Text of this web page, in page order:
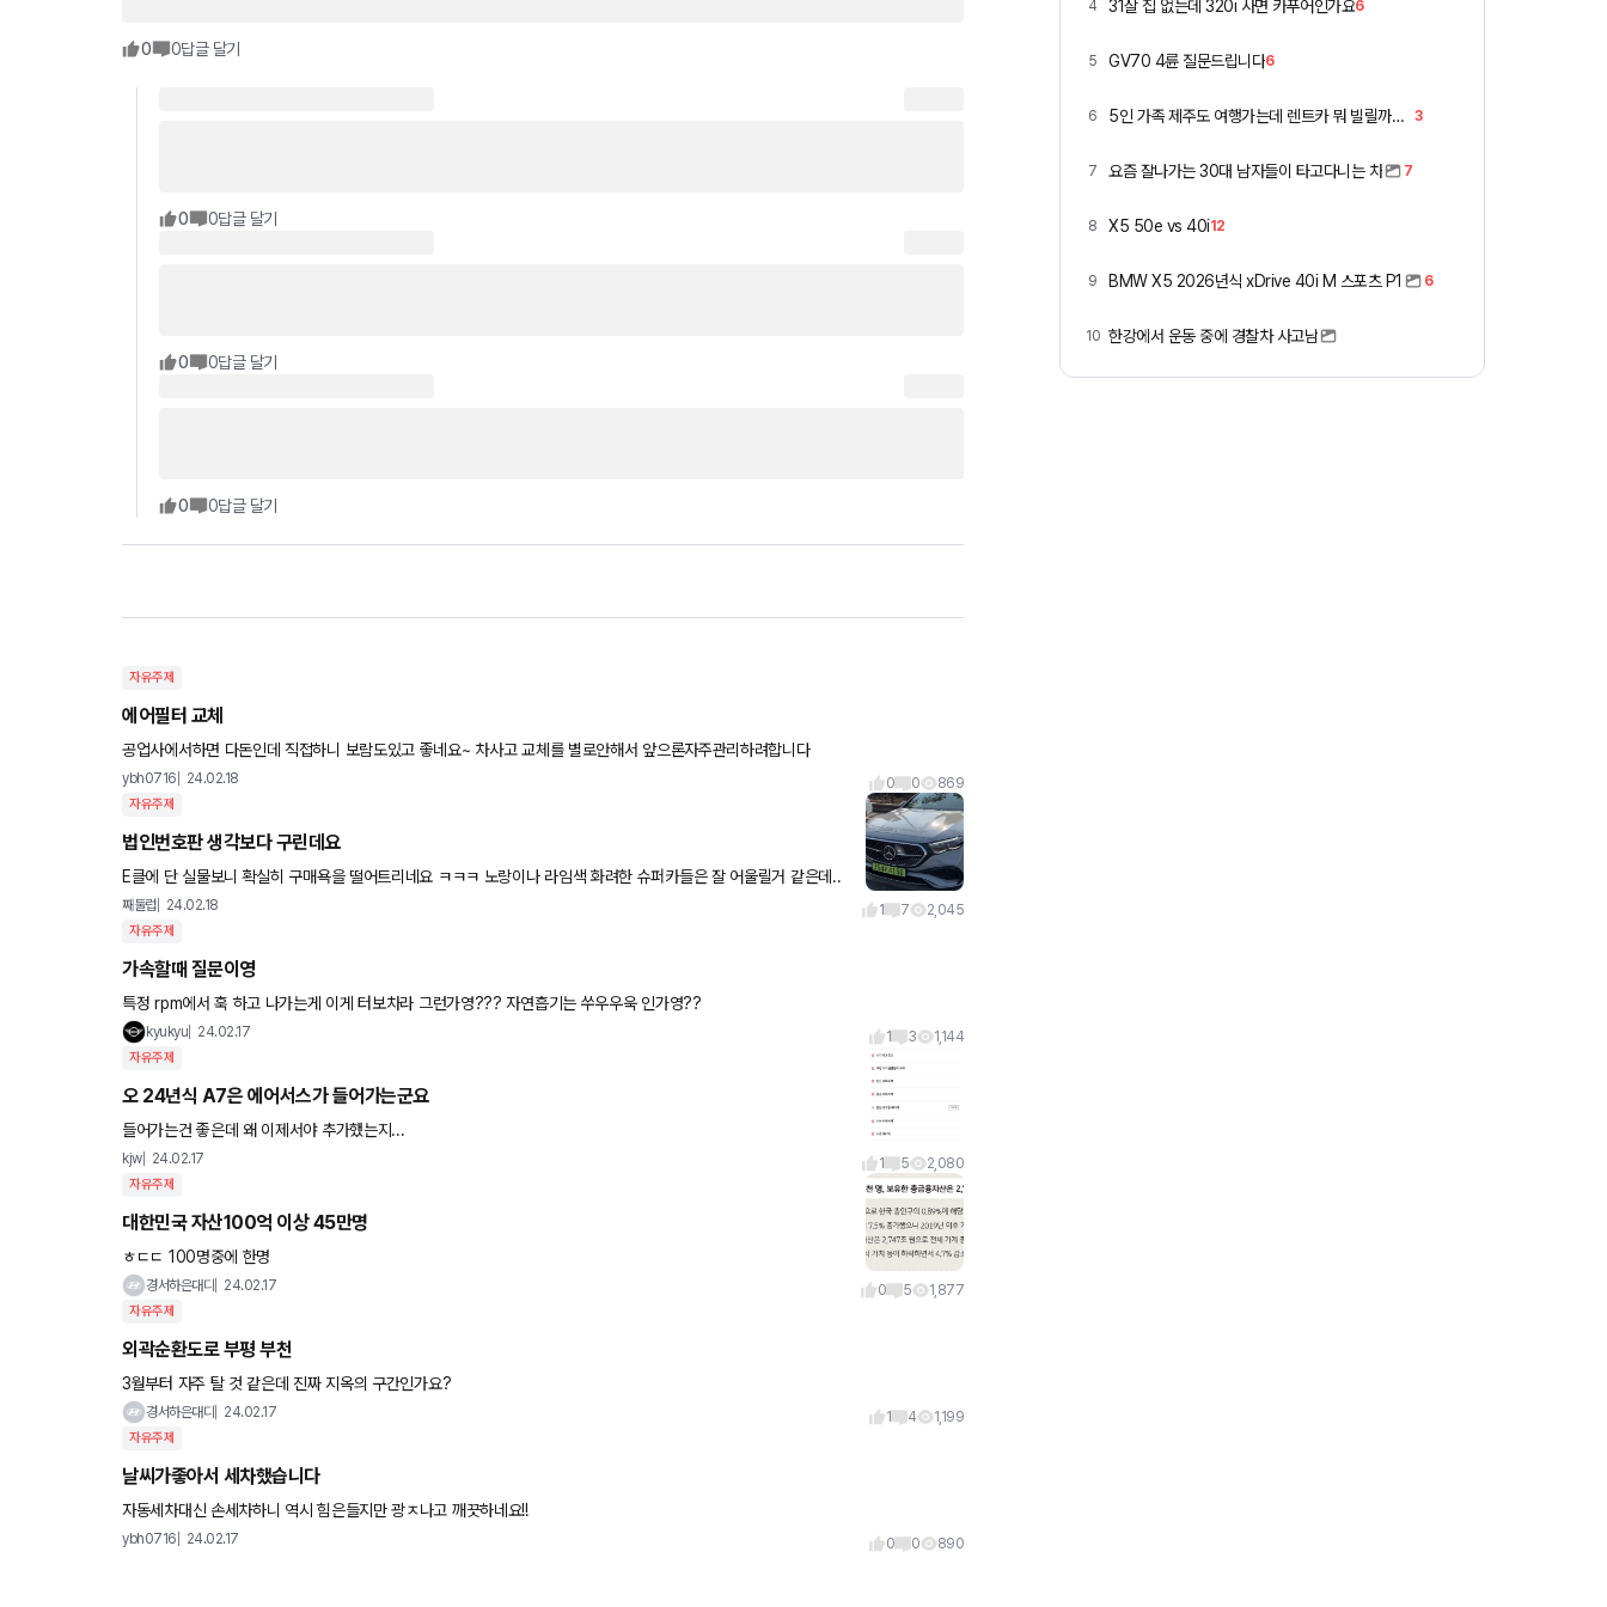
0 0답글 달기
0 0답글 달기
0 0답글 달기
0 0답글 달기
자유주제
에어필터 교체
공업사에서하면 다돈인데 직접하니 보람도있고 좋네요~ 차사고 교체를 별로안해서 앞으론자주관리하려합니다
ybh0716 24.02.18 0 0 869
자유주제
법인번호판 생각보다 구린데요
E클에 단 실물보니 확실히 구매욕을 떨어트리네요 ㅋㅋㅋ 노랑이나 라임색 화려한 슈퍼카들은 잘 어울릴거 같은데..
째둘럽 24.02.18 1 7 2,045
자유주제
가속할때 질문이영
특정 rpm에서 훅 하고 나가는게 이게 터보차라 그런가영??? 자연흡기는 쑤우우욱 인가영??
kyukyu 24.02.17 1 3 1,144
자유주제
오 24년식 A7은 에어서스가 들어가는군요
들어가는건 좋은데 왜 이제서야 추가했는지...
kjw 24.02.17 1 5 2,080
자유주제
대한민국 자산100억 이상 45만명
ㅎㄷㄷ 100명중에 한명
경서하은대디 24.02.17 0 5 1,877
자유주제
외곽순환도로 부평 부천
3월부터 자주 탈 것 같은데 진짜 지옥의 구간인가요?
경서하은대디 24.02.17 1 4 1,199
자유주제
날씨가좋아서 세차했습니다
자동세차대신 손세차하니 역시 힘은들지만 광ㅈ나고 깨끗하네요!!
ybh0716 24.02.17 0 0 890
4 31살 집 없는데 320i 사면 카푸어인가요6
5 GV70 4륜 질문드립니다6
6 5인 가족 제주도 여행가는데 렌트카 뭐 빌릴까요 ㅎ 3
7 요즘 잘나가는 30대 남자들이 타고다니는 차 7
8 X5 50e vs 40i12
9 BMW X5 2026년식 xDrive 40i M 스포츠 P1 6
10 한강에서 운동 중에 경찰차 사고남